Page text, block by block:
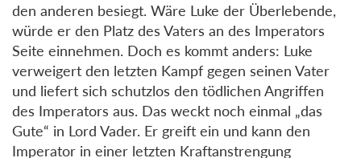
den anderen besiegt. Wäre Luke der Überlebende,
würde er den Platz des Vaters an des Imperators
Seite einnehmen. Doch es kommt anders: Luke
verweigert den letzten Kampf gegen seinen Vater
und liefert sich schutzlos den tödlichen Angriffen
des Imperators aus. Das weckt noch einmal „das
Gute“ in Lord Vader. Er greift ein und kann den
Imperator in einer letzten Kraftanstrengung